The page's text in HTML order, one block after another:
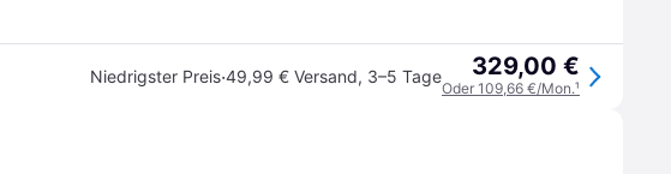
Niedrigster Preis·49,99 € Versand, 3–5 Tage 329,00 €
Oder 109,66 €/Mon.¹